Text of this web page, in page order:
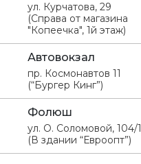
ул. Курчатова, 29
(Справа от магазина
"Копеечка", 1й этаж)
Автовокзал
пр. Космонавтов 11
(“Бургер Кинг”)
Фолюш
ул. О. Соломовой, 104/1
(В здании “Евроопт”)